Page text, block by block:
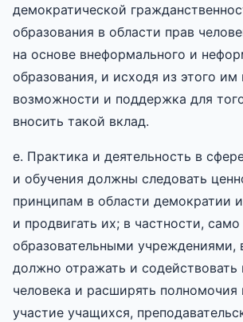
демократической
образования в области прав
на основе внеформального и
образования, и исходя из этого
возможности и поддержка для
вносить такой вклад.
e. Практика и деятельность в
и обучения должны следовать
принципам в области демократии
и продвигать их; в частности,
образовательными учреждениями,
должно отражать и содействовать
человека и расширять полномочия
участие учащихся,